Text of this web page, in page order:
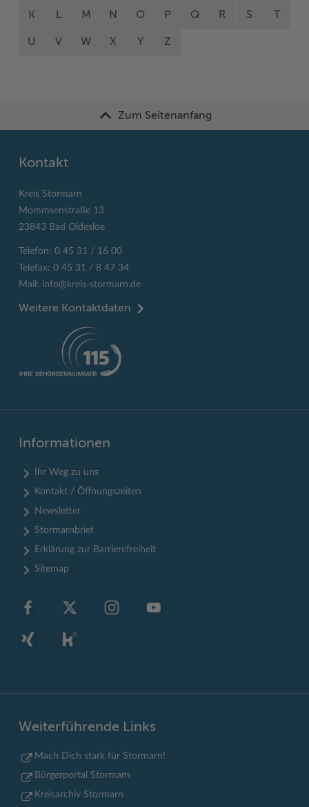
K L M N O P Q R S
U V W X Y Z
Zum Seitenanfang
Kontakt
Kreis Stormarn
Mommsenstraße 13
23843 Bad Oldesloe
Telefon: 0 45 31 / 16 00
Telefax: 0 45 31 / 8 47 34
Mail: info@kreis-stormarn.de
Weitere Kontaktdaten
Informationen
Ihr Weg zu uns
Kontakt / Öffnungszeiten
Newsletter
Stormarnbrief
Erklärung zur Barrierefreiheit
Sitemap
Weiterführende Links
Mach Dich stark für Stormarn!
Bürgerportal Stormarn
Kreisarchiv Stormarn